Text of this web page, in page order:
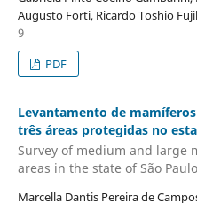
Augusto Forti, Ricardo Toshio
9
PDF
Levantamento de
três áreas protegidas no
Survey of medium and large
areas in the state of São Paulo
Marcella Dantis Pereira de